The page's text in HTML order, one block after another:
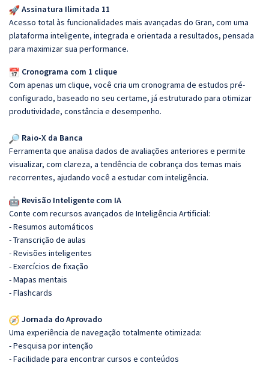
Assinatura Ilimitada 11
Acesso total às funcionalidades mais avançadas do Gran, com uma
plataforma inteligente, integrada e orientada a resultados, pensada
para maximizar sua performance.
Cronograma com 1 clique
Com apenas um clique, você cria um cronograma de estudos pré-
configurado, baseado no seu certame, já estruturado para otimizar
produtividade, constância e desempenho.
Raio-X da Banca
Ferramenta que analisa dados de avaliações anteriores e permite
visualizar, com clareza, a tendência de cobrança dos temas mais
recorrentes, ajudando você a estudar com inteligência.
Revisão Inteligente com IA
Conte com recursos avançados de Inteligência Artificial:
- Resumos automáticos
- Transcrição de aulas
- Revisões inteligentes
- Exercícios de fixação
- Mapas mentais
- Flashcards
Jornada do Aprovado
Uma experiência de navegação totalmente otimizada:
- Pesquisa por intenção
- Facilidade para encontrar cursos e conteúdos